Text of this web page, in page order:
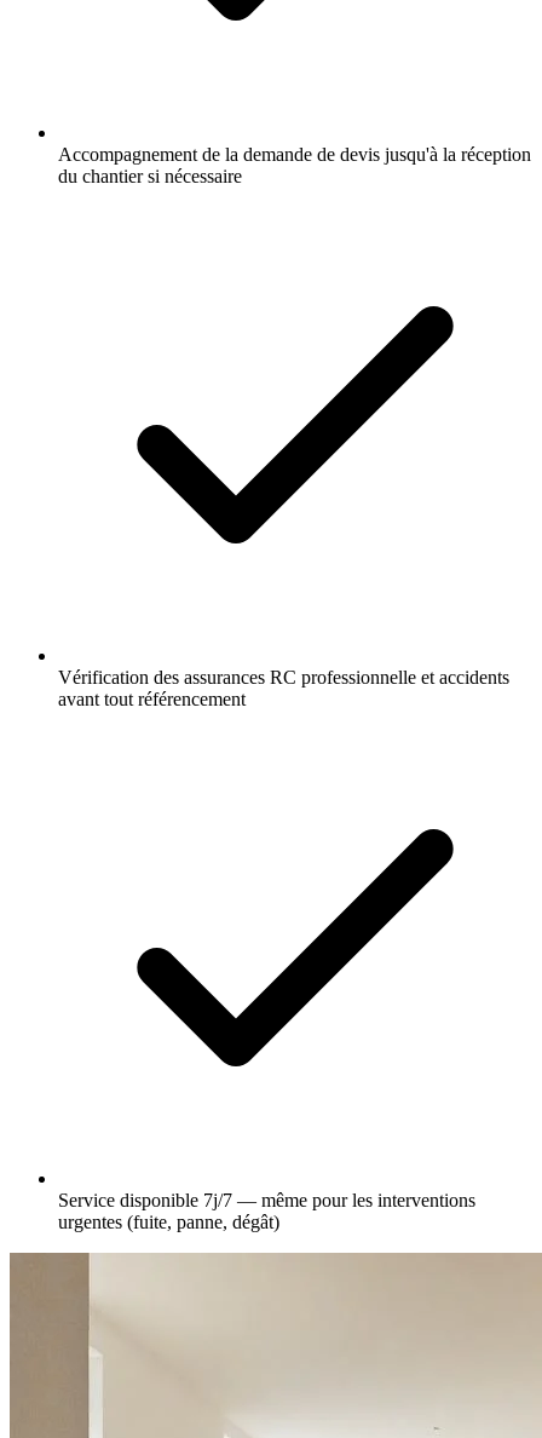
Accompagnement de la demande de devis jusqu'à la réception
du chantier si nécessaire
Vérification des assurances RC professionnelle et accidents
avant tout référencement
Service disponible 7j/7 — même pour les interventions
urgentes (fuite, panne, dégât)